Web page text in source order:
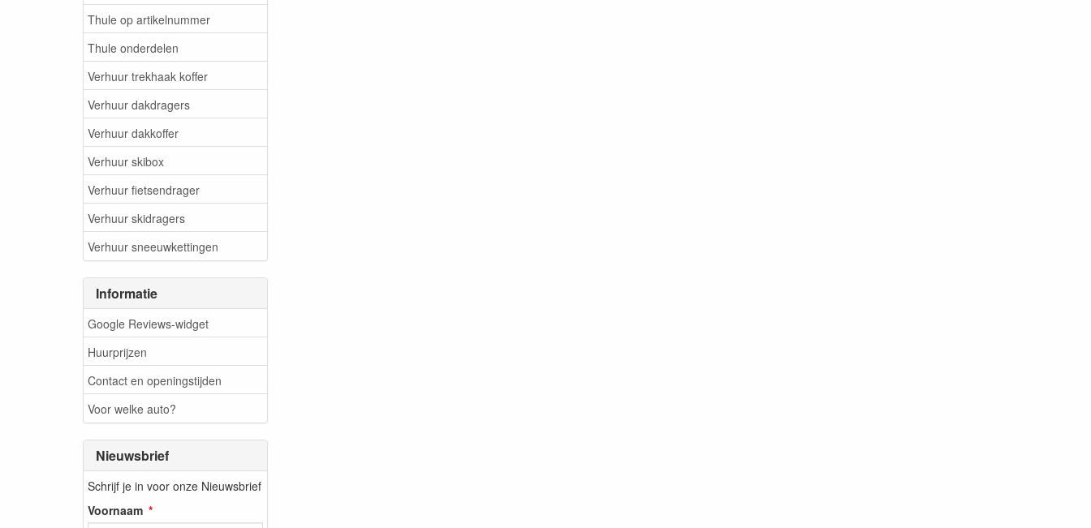
Thule op artikelnummer
Thule onderdelen
Verhuur trekhaak koffer
Verhuur dakdragers
Verhuur dakkoffer
Verhuur skibox
Verhuur fietsendrager
Verhuur skidragers
Verhuur sneeuwkettingen
Informatie
Google Reviews-widget
Huurprijzen
Contact en openingstijden
Voor welke auto?
Nieuwsbrief
Schrijf je in voor onze Nieuwsbrief
Voornaam